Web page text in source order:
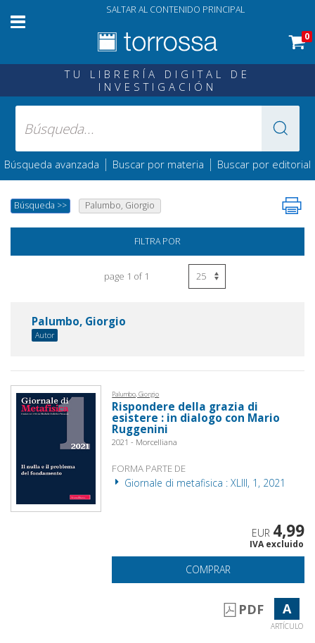
SALTAR AL CONTENIDO PRINCIPAL
0
TU LIBRERÍA DIGITAL DE
INVESTIGACIÓN
Búsqueda avanzada | Buscar por materia | Buscar por editorial
Búsqueda >> Palumbo, Giorgio
FILTRA POR
page 1 of 1
Palumbo, Giorgio
Autor
Palumbo, Giorgio
Rispondere della grazia di
esistere : in dialogo con Mario
Ruggenini
2021 - Morcelliana
FORMA PARTE DE
Giornale di metafisica : XLIII, 1, 2021
EUR 4,99
IVA excluido
COMPRAR
PDF A
ARTÍCULO